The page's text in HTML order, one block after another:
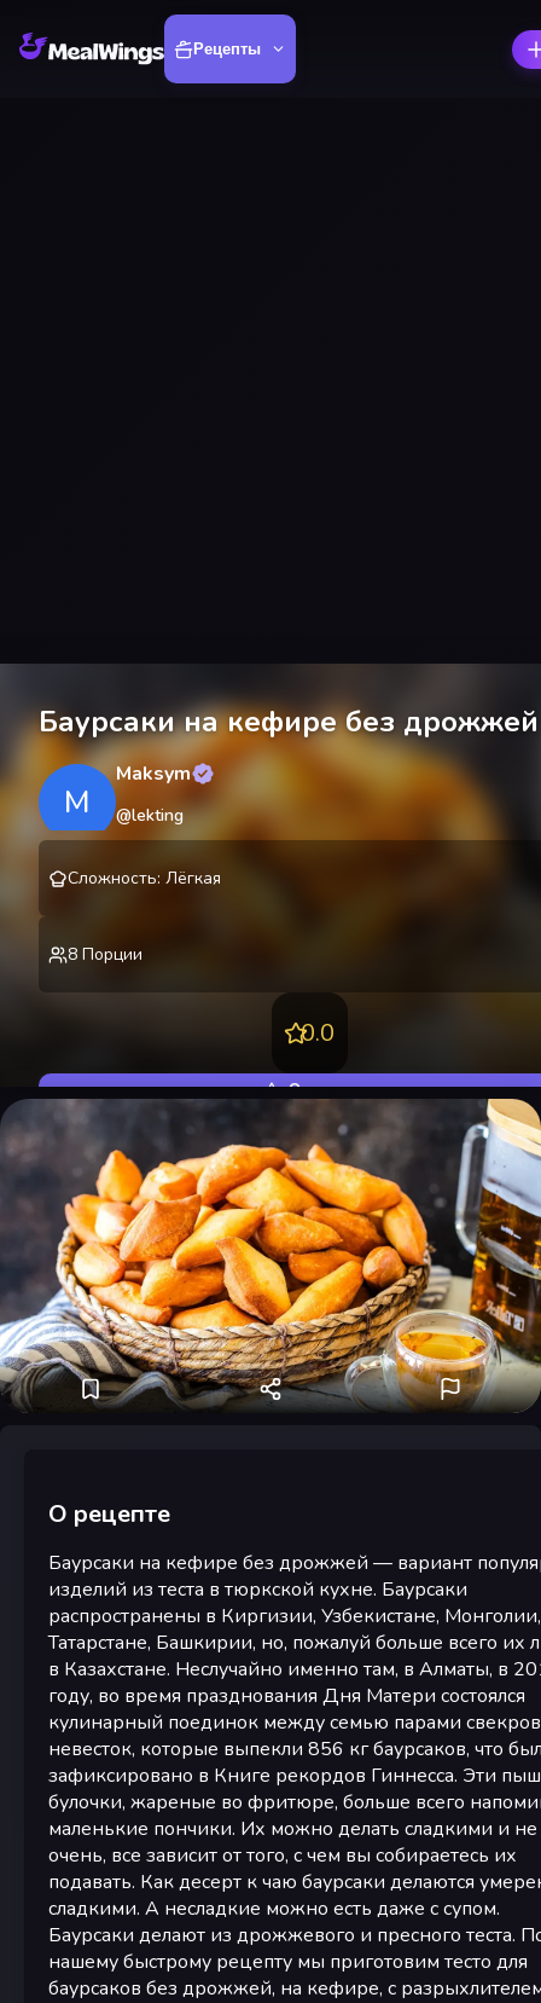
Рецепты
Баурсаки на кефире без дрожжей
M
Maksym
@lekting
Сложность: Лёгкая
8 Порции
0.0
Оценить
О рецепте
Баурсаки на кефире без дрожжей — вариант
изделий из теста в тюркской кухне. Баурсаки
распространены в Киргизии, Узбекистане, Монголии,
Татарстане, Башкирии, но, пожалуй больше всего их
в Казахстане. Неслучайно именно там, в Алматы, в
году, во время празднования Дня Матери состоялся
кулинарный поединок между семью парами
невесток, которые выпекли 856 кг баурсаков, что
зафиксировано в Книге рекордов Гиннесса. Эти
булочки, жареные во фритюре, больше всего
маленькие пончики. Их можно делать сладкими и не
очень, все зависит от того, с чем вы собираетесь их
подавать. Как десерт к чаю баурсаки делаются
сладкими. А несладкие можно есть даже с супом.
Баурсаки делают из дрожжевого и пресного теста.
нашему быстрому рецепту мы приготовим тесто для
баурсаков без дрожжей, на кефире, с